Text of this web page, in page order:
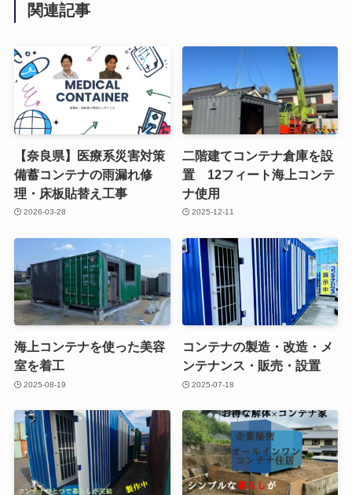
関連記事
【奈良県】医療系災害対策
備蓄コンテナの雨漏れ修
理・床板貼替え工事
2026-03-28
二階建てコンテナ倉庫を設
置 12フィート海上コンテ
ナ使用
2025-12-11
海上コンテナを使った美容
室を着工
2025-08-19
コンテナの製造・改造・メ
ンテナンス・販売・設置
2025-07-18